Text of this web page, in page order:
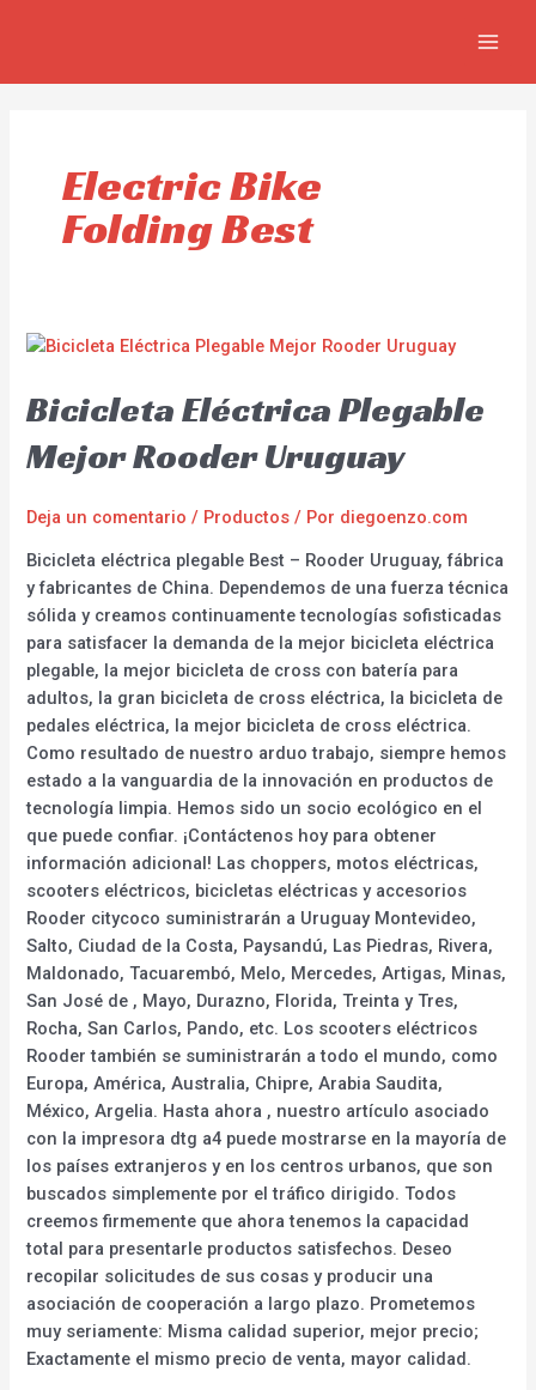
Electric Bike
Folding Best
Bicicleta Eléctrica Plegable
Mejor Rooder Uruguay
Deja un comentario / Productos / Por diegoenzo.com
Bicicleta eléctrica plegable Best – Rooder Uruguay, fábrica
y fabricantes de China. Dependemos de una fuerza técnica
sólida y creamos continuamente tecnologías sofisticadas
para satisfacer la demanda de la mejor bicicleta eléctrica
plegable, la mejor bicicleta de cross con batería para
adultos, la gran bicicleta de cross eléctrica, la bicicleta de
pedales eléctrica, la mejor bicicleta de cross eléctrica.
Como resultado de nuestro arduo trabajo, siempre hemos
estado a la vanguardia de la innovación en productos de
tecnología limpia. Hemos sido un socio ecológico en el
que puede confiar. ¡Contáctenos hoy para obtener
información adicional! Las choppers, motos eléctricas,
scooters eléctricos, bicicletas eléctricas y accesorios
Rooder citycoco suministrarán a Uruguay Montevideo,
Salto, Ciudad de la Costa, Paysandú, Las Piedras, Rivera,
Maldonado, Tacuarembó, Melo, Mercedes, Artigas, Minas,
San José de , Mayo, Durazno, Florida, Treinta y Tres,
Rocha, San Carlos, Pando, etc. Los scooters eléctricos
Rooder también se suministrarán a todo el mundo, como
Europa, América, Australia, Chipre, Arabia Saudita,
México, Argelia. Hasta ahora , nuestro artículo asociado
con la impresora dtg a4 puede mostrarse en la mayoría de
los países extranjeros y en los centros urbanos, que son
buscados simplemente por el tráfico dirigido. Todos
creemos firmemente que ahora tenemos la capacidad
total para presentarle productos satisfechos. Deseo
recopilar solicitudes de sus cosas y producir una
asociación de cooperación a largo plazo. Prometemos
muy seriamente: Misma calidad superior, mejor precio;
Exactamente el mismo precio de venta, mayor calidad.